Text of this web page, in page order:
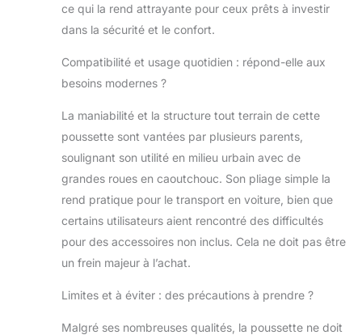
ce qui la rend attrayante pour ceux prêts à investir
dans la sécurité et le confort.
Compatibilité et usage quotidien : répond-elle aux
besoins modernes ?
La maniabilité et la structure tout terrain de cette
poussette sont vantées par plusieurs parents,
soulignant son utilité en milieu urbain avec de
grandes roues en caoutchouc. Son pliage simple la
rend pratique pour le transport en voiture, bien que
certains utilisateurs aient rencontré des difficultés
pour des accessoires non inclus. Cela ne doit pas être
un frein majeur à l’achat.
Limites et à éviter : des précautions à prendre ?
Malgré ses nombreuses qualités, la poussette ne doit